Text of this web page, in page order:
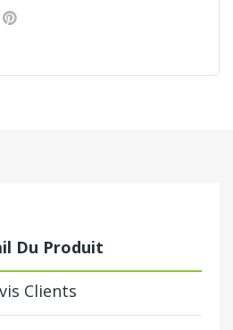
Du Produit
Clients